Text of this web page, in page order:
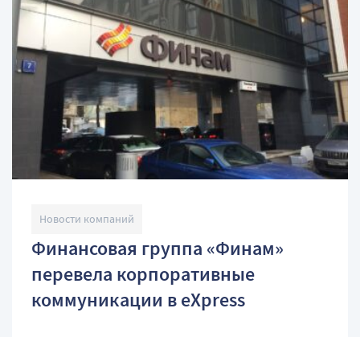
Новости компаний
Финансовая группа «Финам»
перевела корпоративные
коммуникации в eXpress